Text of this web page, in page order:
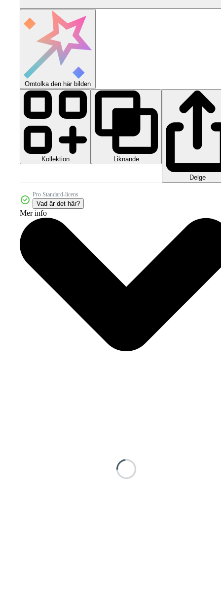
Omtolka den här bilden
Kollektion Liknande
Delge
Pro Standard-licens
Vad är det här?
Mer info